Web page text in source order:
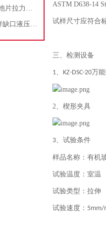
YH-16-16A16 工位电池片拉力试验机
KZ-LY71-UV冲击试样缺口液压拉床
ASTM D638-14
试样尺寸应符合
三、检测设备
1、 KZ-DSC-20万
2、楔形夹具
3、试验条件
样品名称：有机
试验温度：室温
试验类型：拉伸
试验速度： 5mm/